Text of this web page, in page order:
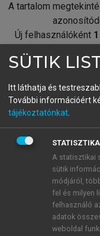
A tartalom
Új felhasználóként
fiókoddal,
A regisztráció után a
BELÉPÉS
ÚJ FIÓK
1 óra díjmentes
E-MAIL-CÍM
SÜTIK
Itt láthatja és
További információért
tájékoztatónkat
STATISZTIKA
A statisztikai
sütik
módjáról,
fel és milyen
felhasználó
adatok
weboldal